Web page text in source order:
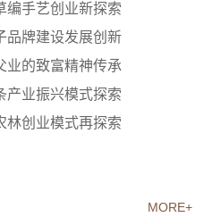
编手艺创业新探索
品牌建设发展创新
业的致富精神传承
产业振兴模式探索
林创业模式再探索
MORE+